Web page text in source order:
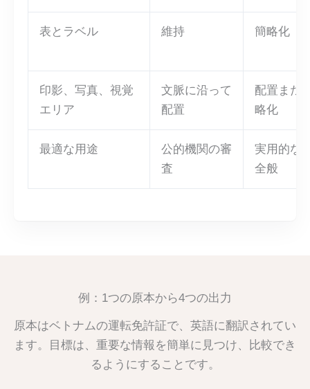
表とラベル 維持 簡略化
印影、写真、視覚
エリア
文脈に沿って
配置
配置また
略化
最適な用途
公的機関の審
査
実用的な
全般
例：1つの原本から4つの出力
原本はベトナムの運転免許証で、英語に翻訳されてい
ます。目標は、重要な情報を簡単に見つけ、比較でき
るようにすることです。